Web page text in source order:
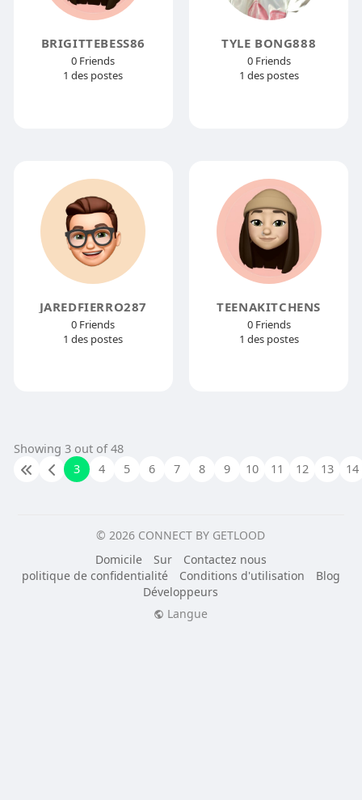
BRIGITTEBESS86
0 Friends
1 des postes
TYLE BONG888
0 Friends
1 des postes
JAREDFIERRO287
0 Friends
1 des postes
TEENAKITCHENS
0 Friends
1 des postes
Showing 3 out of 48
3
4 5 6 7 8 9 10 11 12 13 14
© 2026 CONNECT BY GETLOOD
Domicile
Sur
Contactez nous
politique de confidentialité
Conditions d'utilisation
Blog
Développeurs
Langue